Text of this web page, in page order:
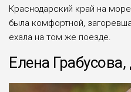
Краснодарский край на
была ком­фортной,
ехала на том же поезде.
Елена